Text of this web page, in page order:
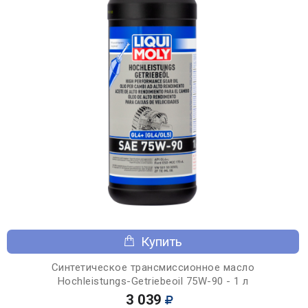
Купить
Синтетическое трансмиссионное масло
Hochleistungs-Getriebeoil 75W-90 - 1 л
3 039